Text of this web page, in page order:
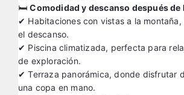
🛏️Comodidad y descanso después de
✔ Habitaciones con vistas a la montaña,
el descanso.
✔ Piscina climatizada, perfecta para
de exploración.
✔ Terraza panorámica, donde disfrutar
una copa en mano.